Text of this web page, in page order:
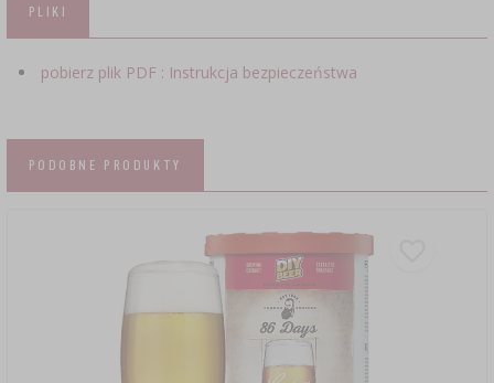
PLIKI
pobierz plik PDF : Instrukcja bezpieczeństwa
PODOBNE PRODUKTY